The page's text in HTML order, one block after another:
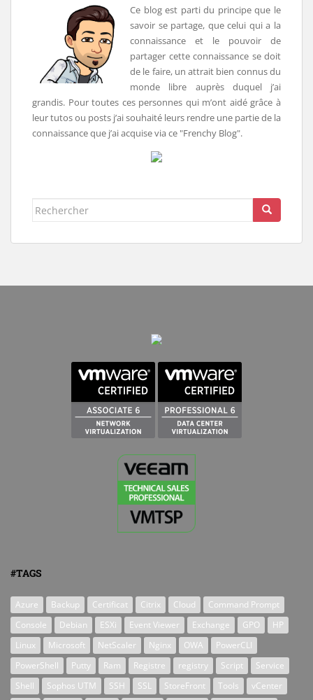
Ce blog est parti du principe que le
savoir se partage, que celui qui a la
connaissance et le pouvoir de
partager cette connaissance se doit
de le faire, un attrait bien connus du
monde libre auprès duquel j’ai
grandis. Pour toutes ces personnes qui m’ont aidé grâce à
leur tutos ou posts j’ai souhaité leurs rendre une partie de la
connaissance que j’ai acquise via ce "Frenchy Blog".
Rechercher...
#TAGS
Azure Backup Certificat Citrix Cloud
Command Prompt
Console
Debian ESXi Event Viewer Exchange GPO
HP
Linux
Microsoft NetScaler Nginx OWA
PowerCLI
PowerShell
Putty Ram Registre registry Script
Service
Shell
Sophos UTM SSH SSL StoreFront Tools vCenter